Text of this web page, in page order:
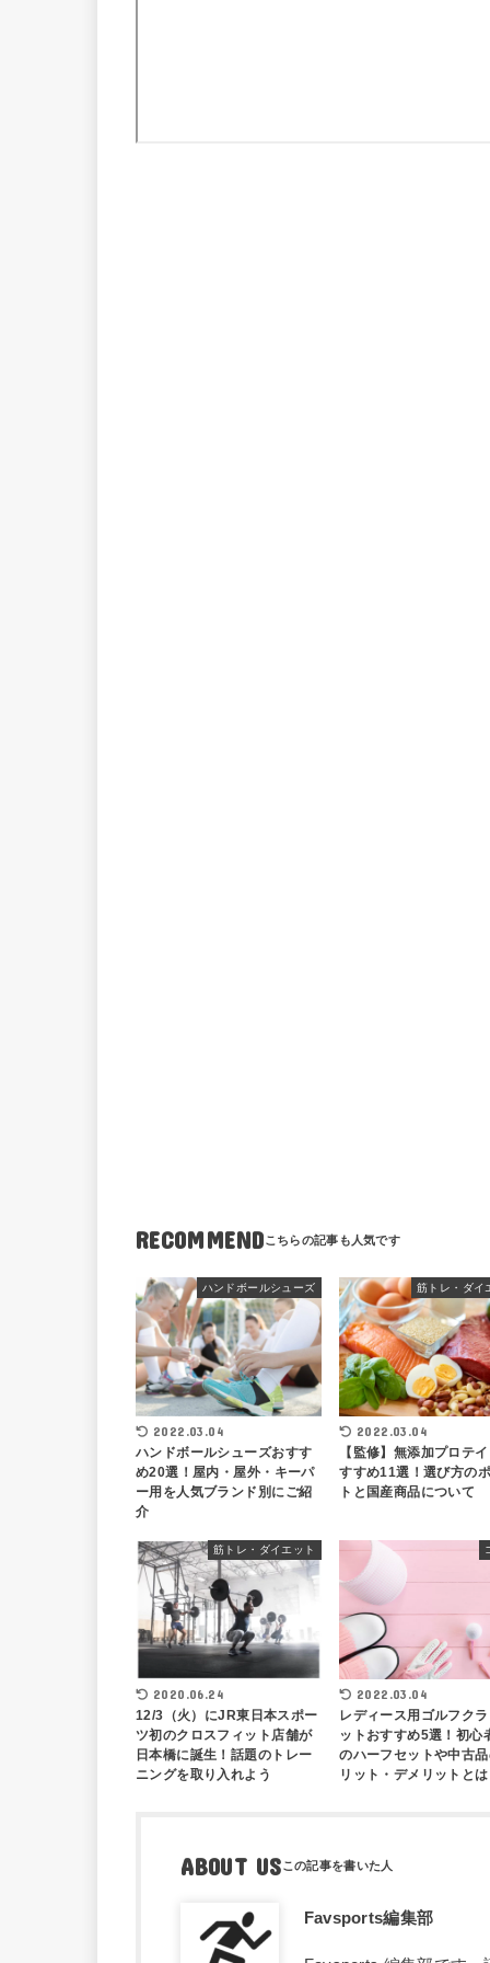
RECOMMEND
ハンドボールシューズ
2022.03.04
ハンドボールシューズおすす
め20選！屋内・屋外・キーパ
ー用を人気ブランド別にご紹
介
筋トレ・ダイ
2022.03.04
【監修】無添加プロテ
すすめ11選！選び方の
トと国産商品について
筋トレ・ダイエット
2020.06.24
12/3（火）にJR東日本スポー
ツ初のクロスフィット店舗が
日本橋に誕生！話題のトレー
ニングを取り入れよう
2022.03.04
レディース用ゴルフク
ットおすすめ5選！初心
のハーフセットや中古
リット・デメリットとは
ABOUT US
Favsports編集部